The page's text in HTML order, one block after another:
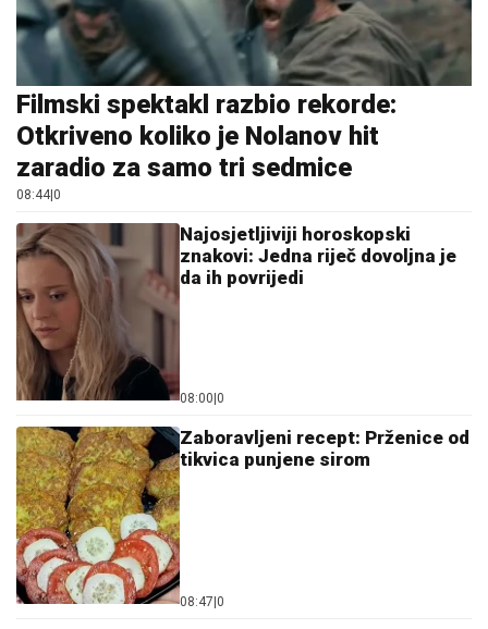
Filmski spektakl razbio rekorde:
Otkriveno koliko je Nolanov hit
zaradio za samo tri sedmice
08:44 0
Najosjetljiviji horoskopski
znakovi: Jedna riječ dovoljna je
da ih povrijedi
08:00 0
Zaboravljeni recept: Prženice od
tikvica punjene sirom
08:47 0